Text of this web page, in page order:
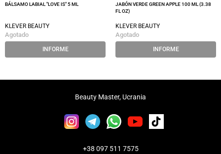
BÁLSAMO LABIAL "LOVE IS" 5 ML
KLEVER BEAUTY
Agotado
INFORME
JABÓN VERDE GREEN APPLE 100 ML (3.38
FL OZ)
KLEVER BEAUTY
Agotado
INFORME
Beauty Master, Ucrania
+38 097 511 7575